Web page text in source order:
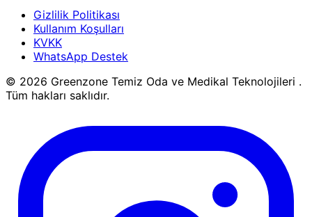
Gizlilik Politikası
Kullanım Koşulları
KVKK
WhatsApp Destek
© 2026 Greenzone Temiz Oda ve Medikal Teknolojileri .
Tüm hakları saklıdır.